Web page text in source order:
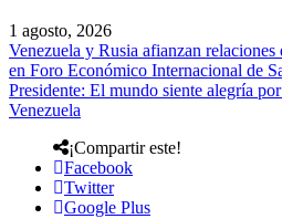
1 agosto, 2026
Venezuela y Rusia afianzan
en Foro Económico Internacional de
Presidente: El mundo siente alegría
Venezuela
¡Compartir este!
Facebook
Twitter
Google Plus